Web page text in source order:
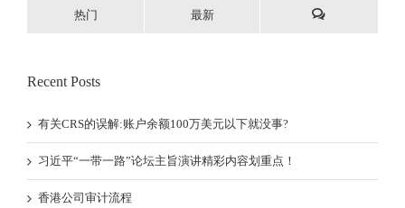
热门 最新
Recent Posts
有关CRS的误解:账户余额100万美元以下就没事?
习近平“一带一路”论坛主旨演讲精彩内容划重点！
香港公司审计流程